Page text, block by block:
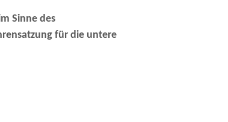
Sinne des
für die untere